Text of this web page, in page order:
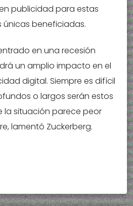
publicidad para estas
únicas beneficiadas.
en una recesión
un amplio impacto en el
digital. Siempre es difícil
o largos serán estos
la situación parece peor
lamentó Zuckerberg.